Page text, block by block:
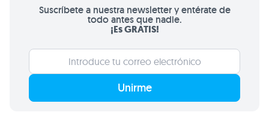
Suscríbete a nuestra newsletter y entérate de
todo antes que nadie.
¡Es GRATIS!
Unirme